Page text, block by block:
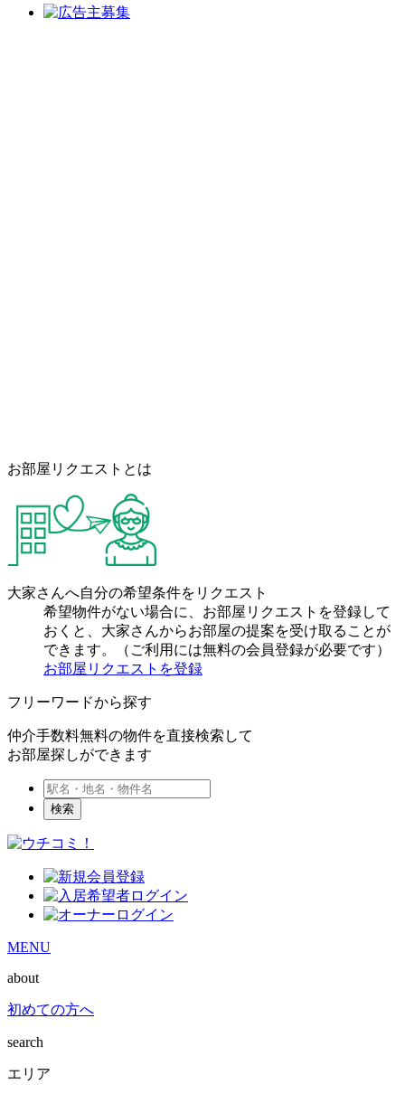
お部屋リクエストとは
大家さんへ自分の希望条件をリクエスト
希望物件がない場合に、お部屋リクエストを登録して
おくと、大家さんからお部屋の提案を受け取ることが
できます。（ご利用には無料の会員登録が必要です）
お部屋リクエストを登録
フリーワードから探す
仲介手数料無料の物件を直接検索して
お部屋探しができます
検索
MENU
about
初めての方へ
search
エリア